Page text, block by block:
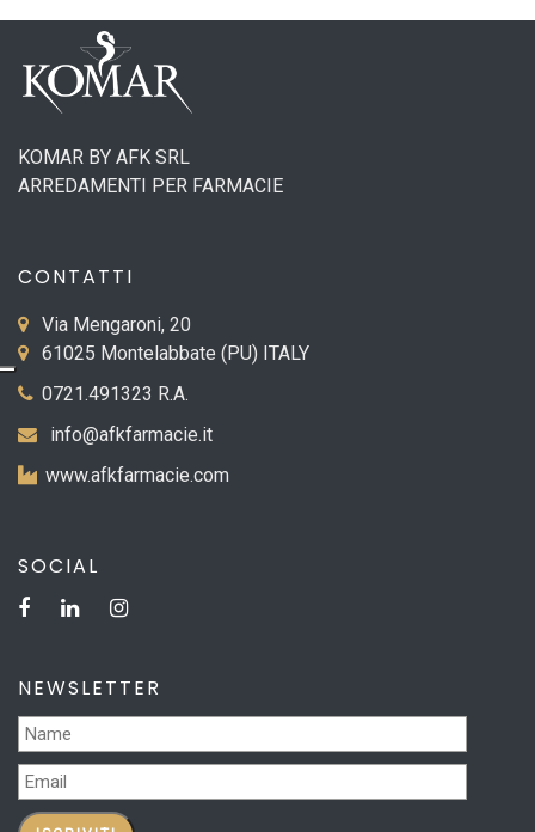
KOMAR BY AFK SRL
ARREDAMENTI PER FARMACIE
CONTATTI
Via Mengaroni, 20
61025 Montelabbate (PU) ITALY
0721.491323 R.A.
info@afkfarmacie.it
www.afkfarmacie.com
SOCIAL
NEWSLETTER